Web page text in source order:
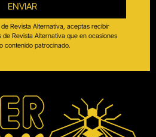
ENVIAR
Revista Alternativa, aceptas recibir
Revista Alternativa que en ocasiones
contenido patrocinado.